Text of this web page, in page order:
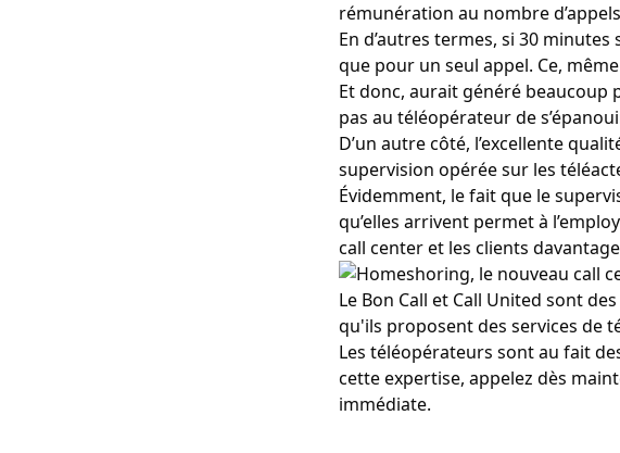
rémunération au nombre
En d’autres termes, si 30
que pour un seul appel. Ce,
Et donc, aurait généré beaucoup
pas au téléopérateur de
D’un autre côté, l’excellente
supervision opérée sur les
Évidemment, le fait que le
qu’elles arrivent permet à
call center et les clients
Le Bon Call et Call United sont
qu'ils proposent des services de
Les téléopérateurs sont au fait
cette expertise, appelez dès
immédiate.